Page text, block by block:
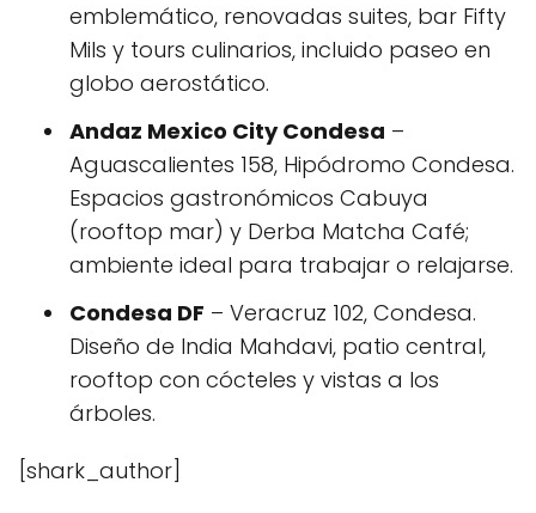
emblemático, renovadas suites, bar Fifty
Mils y tours culinarios, incluido paseo en
globo aerostático.
Andaz Mexico City Condesa –
Aguascalientes 158, Hipódromo Condesa.
Espacios gastronómicos Cabuya
(rooftop mar) y Derba Matcha Café;
ambiente ideal para trabajar o relajarse.
Condesa DF – Veracruz 102, Condesa.
Diseño de India Mahdavi, patio central,
rooftop con cócteles y vistas a los
árboles.
[shark_author]